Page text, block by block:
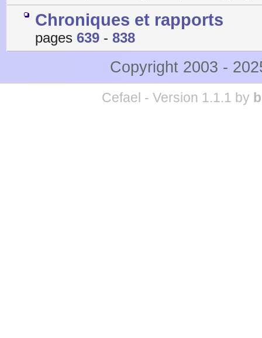
Chroniques et rapports
pages 639 - 838
Copyright 2003 -
Cefael - Version 1.1.1 by